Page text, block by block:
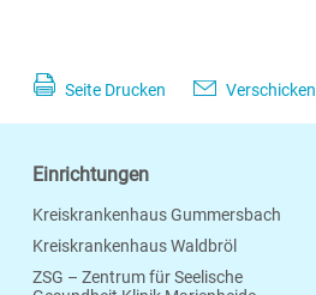
Seite Drucken Verschicken
Einrichtungen
Kreiskrankenhaus Gummersbach
Kreiskrankenhaus Waldbröl
ZSG – Zentrum für Seelische